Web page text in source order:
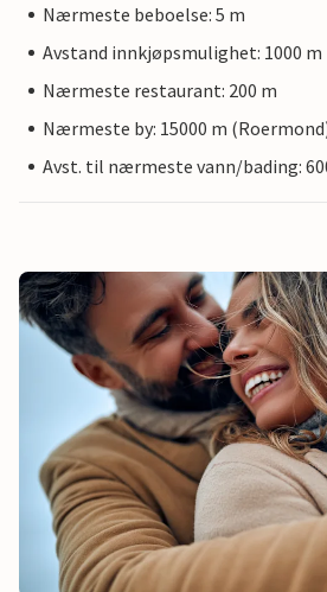
Nærmeste beboelse: 5 m
Avstand innkjøpsmulighet: 1000 m
Nærmeste restaurant: 200 m
Nærmeste by: 15000 m
Avst. til nærmeste vann/bading: